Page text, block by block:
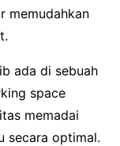
memudahkan
ada di sebuah
space
memadai
secara optimal.